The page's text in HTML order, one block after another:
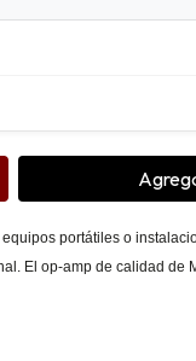
portátiles o
El op-amp de calidad de